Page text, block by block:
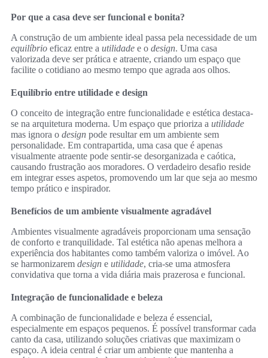
Por que a casa deve ser funcional e bonita?
A construção de um ambiente ideal passa pela necessidade de um
equilíbrio eficaz entre a utilidade e o design. Uma casa
valorizada deve ser prática e atraente, criando um espaço que
facilite o cotidiano ao mesmo tempo que agrada aos olhos.
Equilíbrio entre utilidade e design
O conceito de integração entre funcionalidade e estética destaca-
se na arquitetura moderna. Um espaço que prioriza a utilidade
mas ignora o design pode resultar em um ambiente sem
personalidade. Em contrapartida, uma casa que é apenas
visualmente atraente pode sentir-se desorganizada e caótica,
causando frustração aos moradores. O verdadeiro desafio reside
em integrar esses aspetos, promovendo um lar que seja ao mesmo
tempo prático e inspirador.
Benefícios de um ambiente visualmente agradável
Ambientes visualmente agradáveis proporcionam uma sensação
de conforto e tranquilidade. Tal estética não apenas melhora a
experiência dos habitantes como também valoriza o imóvel. Ao
se harmonizarem design e utilidade, cria-se uma atmosfera
convidativa que torna a vida diária mais prazerosa e funcional.
Integração de funcionalidade e beleza
A combinação de funcionalidade e beleza é essencial,
especialmente em espaços pequenos. É possível transformar cada
canto da casa, utilizando soluções criativas que maximizam o
espaço. A ideia central é criar um ambiente que mantenha a